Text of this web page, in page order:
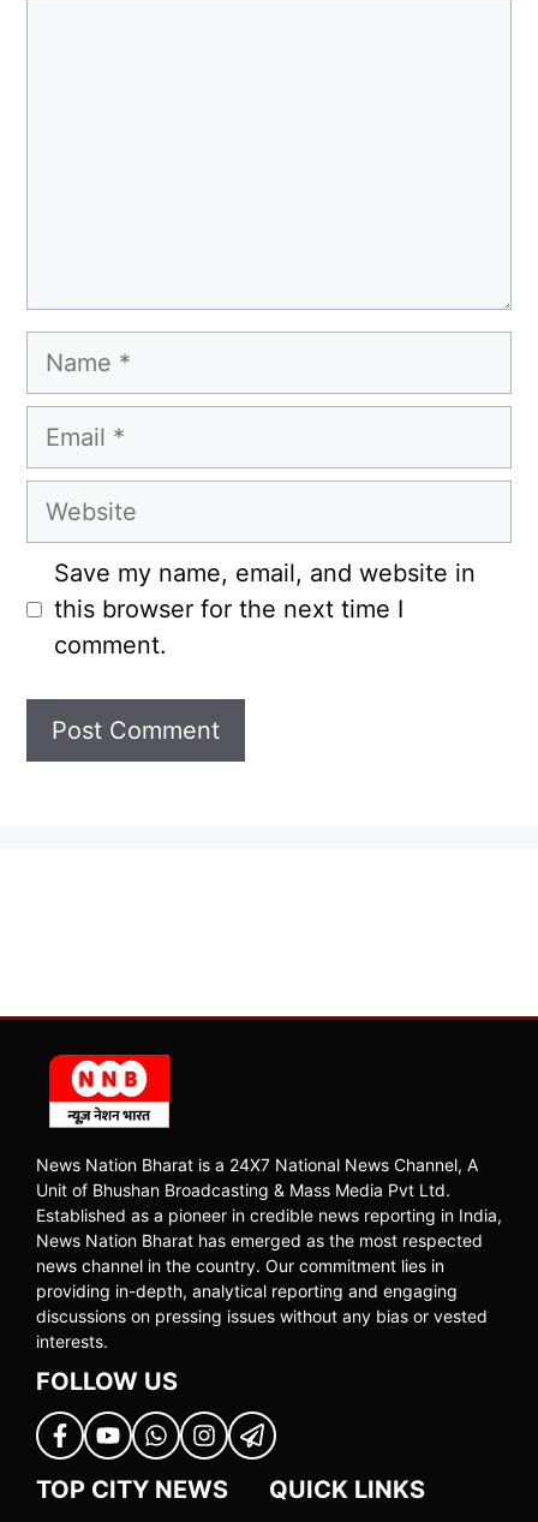
Name
Email
Website
Save my name, email, and website in
this browser for the next time I
comment.
News Nation Bharat is a 24X7 National News Channel, A
Unit of Bhushan Broadcasting & Mass Media Pvt Ltd.
Established as a pioneer in credible news reporting in India,
News Nation Bharat has emerged as the most respected
news channel in the country. Our commitment lies in
providing in-depth, analytical reporting and engaging
discussions on pressing issues without any bias or vested
interests.
FOLLOW US
TOP CITY NEWS QUICK LINKS